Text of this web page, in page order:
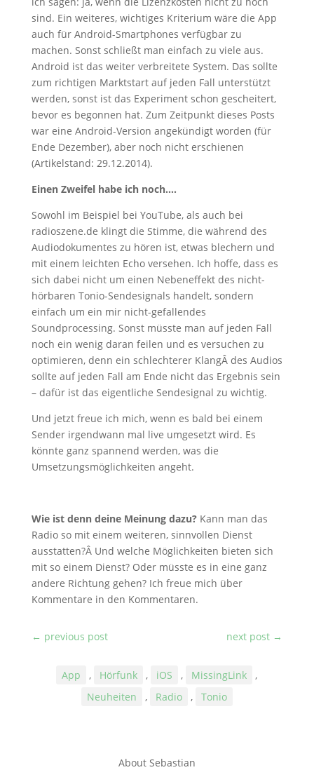
sind. Ein weiteres, wichtiges Kriterium wäre die App
auch für Android-Smartphones verfügbar zu
machen. Sonst schließt man einfach zu viele aus.
Android ist das weiter verbreitete System. Das sollte
zum richtigen Marktstart auf jeden Fall unterstützt
werden, sonst ist das Experiment schon gescheitert,
bevor es begonnen hat. Zum Zeitpunkt dieses Posts
war eine Android-Version angekündigt worden (für
Ende Dezember), aber noch nicht erschienen
(Artikelstand: 29.12.2014).
Einen Zweifel habe ich noch….
Sowohl im Beispiel bei YouTube, als auch bei
radioszene.de klingt die Stimme, die während des
Audiodokumentes zu hören ist, etwas blechern und
mit einem leichten Echo versehen. Ich hoffe, dass es
sich dabei nicht um einen Nebeneffekt des nicht-
hörbaren Tonio-Sendesignals handelt, sondern
einfach um ein mir nicht-gefallendes
Soundprocessing. Sonst müsste man auf jeden Fall
noch ein wenig daran feilen und es versuchen zu
optimieren, denn ein schlechterer KlangÂ des Audios
sollte auf jeden Fall am Ende nicht das Ergebnis sein
– dafür ist das eigentliche Sendesignal zu wichtig.
Und jetzt freue ich mich, wenn es bald bei einem
Sender irgendwann mal live umgesetzt wird. Es
könnte ganz spannend werden, was die
Umsetzungsmöglichkeiten angeht.
Wie ist denn deine Meinung dazu?Kann man das
Radio so mit einem weiteren, sinnvollen Dienst
ausstatten?Â Und welche Möglichkeiten bieten sich
mit so einem Dienst? Oder müsste es in eine ganz
andere Richtung gehen? Ich freue mich über
Kommentare in den Kommentaren.
← previous post next post →
App , Hörfunk , iOS , MissingLink
,
Neuheiten
, Radio , Tonio
About Sebastian